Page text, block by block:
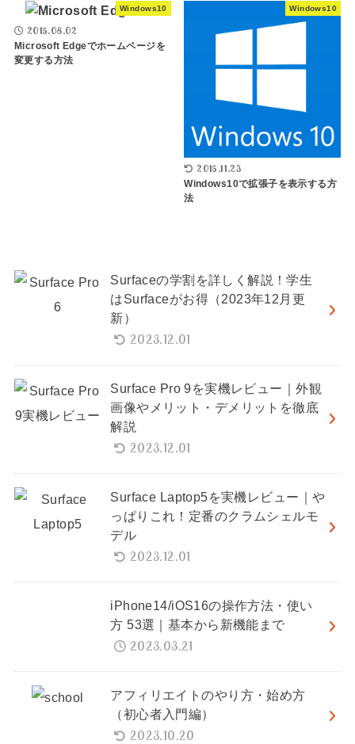
Windows10
2015.08.02
Microsoft Edgeでホームページを
変更する方法
Windows10
2015.11.23
Windows10で拡張子を表示する方
法
Surfaceの学割を詳しく解説！学生
はSurfaceがお得（2023年12月更
新）
2023.12.01
Surface Pro 9を実機レビュー｜外観
画像やメリット・デメリットを徹底
解説
2023.12.01
Surface Laptop5を実機レビュー｜や
っぱりこれ！定番のクラムシェルモ
デル
2023.12.01
iPhone14/iOS16の操作方法・使い
方 53選｜基本から新機能まで
2023.03.21
アフィリエイトのやり方・始め方
（初心者入門編）
2023.10.20